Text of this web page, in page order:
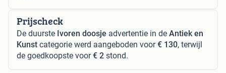
Prijscheck
De duurste Ivoren doosje advertentie in de Antiek en
Kunst categorie werd aangeboden voor€ 130, terwijl
de goedkoopste voor€ 2 stond.